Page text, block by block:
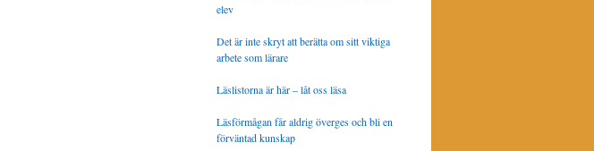
elev
Det är inte skryt att berätta om sitt viktiga
arbete som lärare
Läslistorna är här – låt oss läsa
Läsförmågan får aldrig överges och bli en
förväntad kunskap